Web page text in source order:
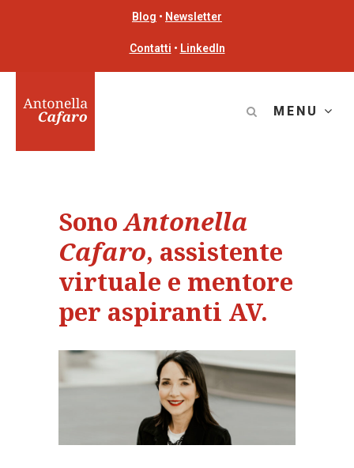
Blog • Newsletter
Contatti • LinkedIn
MENU
SonoAntonella
Cafaro, assistente
virtuale e mentore
per aspiranti AV.